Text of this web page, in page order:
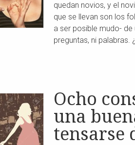
quedan novios, y el
que se llevan son los
a ser posible mudo- de
preguntas, ni palabras.
Ocho
una
tensarse